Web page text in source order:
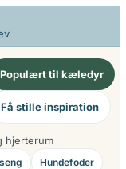
Søg
Populært til kæledyr
Få stille inspiration
hjerterum
Hundefoder